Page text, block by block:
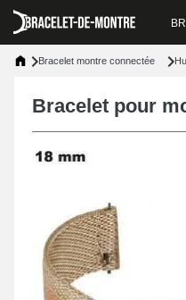
Bracelet montre connectée
Bracelet pour